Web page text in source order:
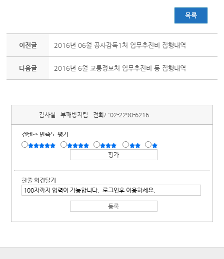
목록
이전글 2016년 06월 공사감독1처 업무추진비 집행내역
다음글 2016년 6월 교통정보처 업무추진비 등 집행내역
감사실 부패방지팀 전화/ :02-2290-6216
컨텐츠 만족도 평가
한줄 의견달기